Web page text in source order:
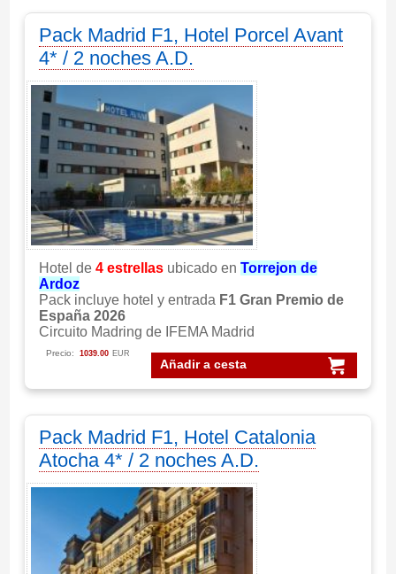
Pack Madrid F1, Hotel Porcel Avant
4* / 2 noches A.D.
Hotel de 4 estrellasubicado en Torrejon de
Ardoz
Pack incluye hotel y entrada F1 Gran Premio de
España 2026
Circuito Madring de IFEMA Madrid
Añadir a cesta
Precio: 1039.00 EUR
Pack Madrid F1, Hotel Catalonia
Atocha 4* / 2 noches A.D.